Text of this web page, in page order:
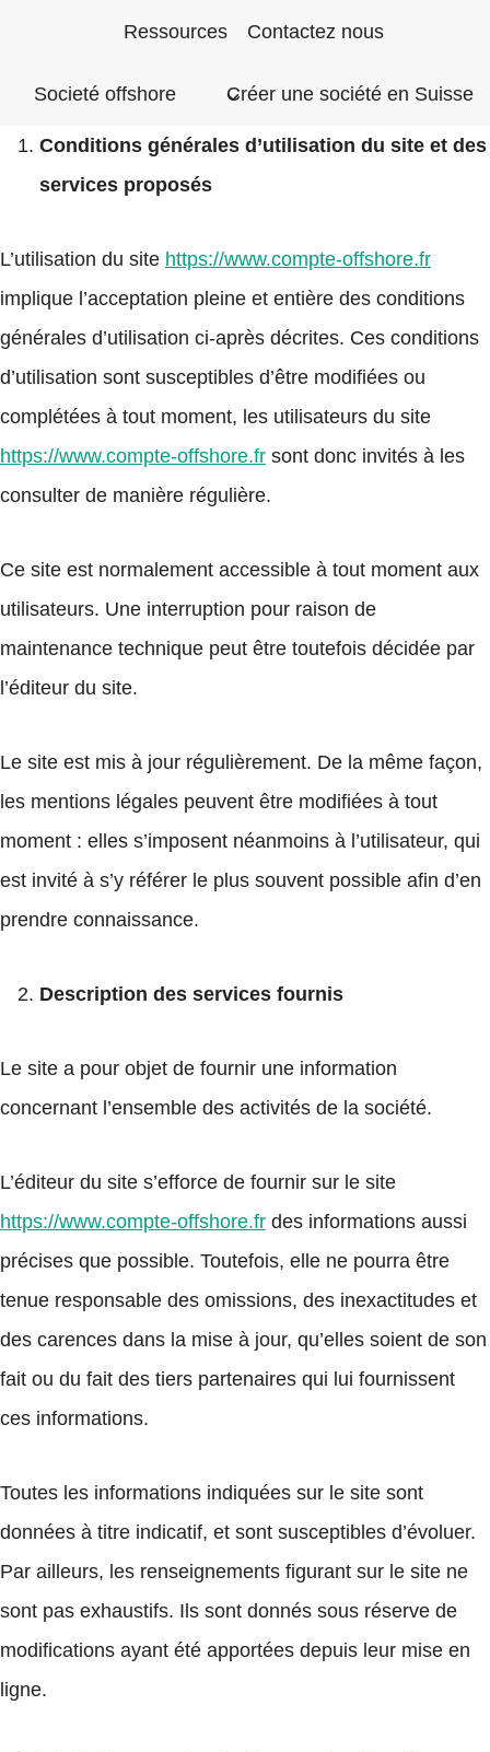
contenu
Ressources Contactez nous
Societé offshore Créer une société en Suisse
Conditions générales d’utilisation du site et des
services proposés
L’utilisation du site https://www.compte-offshore.fr
implique l’acceptation pleine et entière des conditions
générales d’utilisation ci-après décrites. Ces conditions
d’utilisation sont susceptibles d’être modifiées ou
complétées à tout moment, les utilisateurs du site
https://www.compte-offshore.fr sont donc invités à les
consulter de manière régulière.
Ce site est normalement accessible à tout moment aux
utilisateurs. Une interruption pour raison de
maintenance technique peut être toutefois décidée par
l’éditeur du site.
Le site est mis à jour régulièrement. De la même façon,
les mentions légales peuvent être modifiées à tout
moment : elles s’imposent néanmoins à l’utilisateur, qui
est invité à s’y référer le plus souvent possible afin d’en
prendre connaissance.
Description des services fournis
Le site a pour objet de fournir une information
concernant l’ensemble des activités de la société.
L’éditeur du site s’efforce de fournir sur le site
https://www.compte-offshore.fr des informations aussi
précises que possible. Toutefois, elle ne pourra être
tenue responsable des omissions, des inexactitudes et
des carences dans la mise à jour, qu’elles soient de son
fait ou du fait des tiers partenaires qui lui fournissent
ces informations.
Toutes les informations indiquées sur le site sont
données à titre indicatif, et sont susceptibles d’évoluer.
Par ailleurs, les renseignements figurant sur le site ne
sont pas exhaustifs. Ils sont donnés sous réserve de
modifications ayant été apportées depuis leur mise en
ligne.